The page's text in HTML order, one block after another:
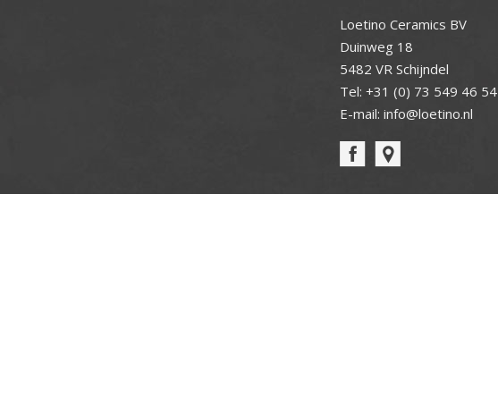
Loetino Ceramics BV
Duinweg 18
5482 VR Schijndel
Tel: +31 (0) 73 549 46 54
E-mail: info@loetino.nl